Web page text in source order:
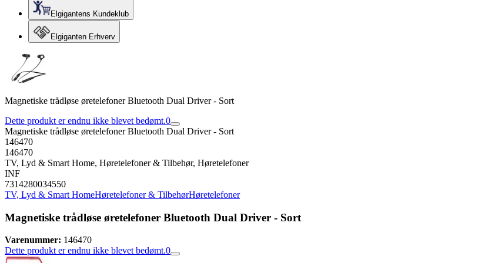
Elgigantens Kundeklub
Elgiganten Erhverv
Magnetiske trådløse øretelefoner Bluetooth Dual Driver - Sort
Dette produkt er endnu ikke blevet bedømt.0
Magnetiske trådløse øretelefoner Bluetooth Dual Driver - Sort
146470
146470
TV, Lyd & Smart Home, Høretelefoner & Tilbehør, Høretelefoner
INF
7314280034550
TV, Lyd & Smart HomeHøretelefoner & TilbehørHøretelefoner
Magnetiske trådløse øretelefoner Bluetooth Dual Driver - Sort
Varenummer: 146470
Dette produkt er endnu ikke blevet bedømt.0